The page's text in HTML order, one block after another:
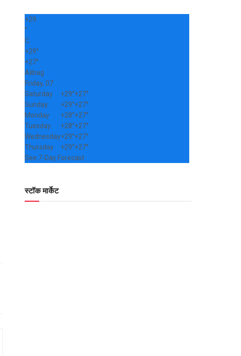
+29
°
C
+29°
+27°
Alibag
Friday, 07
Saturday
+29°+27°
Sunday
+29°+27°
Monday
+28°+27°
Tuesday
+28°+27°
Wednesday+29°+27°
Thursday
+29°+27°
See 7-Day Forecast
स्टॉक मार्केट